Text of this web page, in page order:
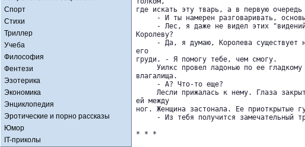
Спорт
Стихи
Триллер
Учеба
Философия
Фентези
Эзотерика
Экономика
Энциклопедия
Эротические и порно рассказы
Юмор
IT-приколы
где искать эту тварь, а в первую
- И ты намерен разговаривать,
- Лес, я даже не видел этих
Королеву?
- Да, я думаю, Королева существует
его
груди. - Я помогу тебе, чем смогу.
Уилкс провел ладонью по ее
влагалища.
     - А? Что-то еще?
Лесли прижалась к нему. Глаза
ей между
ног. Женщина застонала. Ее приоткрытые
- Из тебя получится замечательный
* * *